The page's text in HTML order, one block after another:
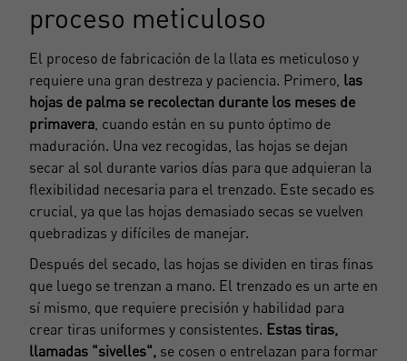
proceso meticuloso
El proceso de fabricación de la llata es meticuloso y
requiere una gran destreza y paciencia. Primero, las
hojas de palma se recolectan durante los meses de
primavera, cuando están en su punto óptimo de
maduración. Una vez recogidas, las hojas se dejan
secar al sol durante varios días para que adquieran la
flexibilidad necesaria para el trenzado. Este secado es
crucial, ya que las hojas demasiado secas se vuelven
quebradizas y difíciles de manejar.
Después del secado, las hojas se dividen en tiras finas
que luego se trenzan a mano. El trenzado es un arte en
sí mismo, que requiere precisión y habilidad para
crear tiras uniformes y consistentes. Estas tiras,
llamadas "sivelles", se cosen o entrelazan para formar